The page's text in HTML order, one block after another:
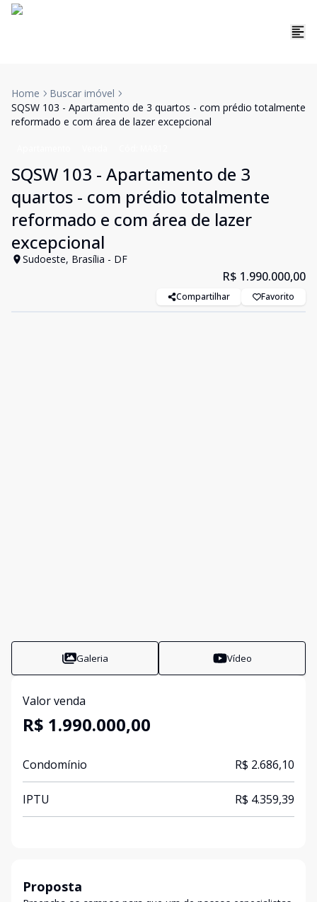
Home
Buscar imóvel
SQSW 103 - Apartamento de 3 quartos - com prédio totalmente
reformado e com área de lazer excepcional
SQSW 103 - Apartamento de 3
quartos - com prédio totalmente
reformado e com área de lazer
excepcional
Sudoeste, Brasília - DF
R$ 1.990.000,00
Compartilhar Favorito
Galeria Vídeo
Valor venda
R$ 1.990.000,00
Condomínio R$ 2.686,10
IPTU R$ 4.359,39
Proposta